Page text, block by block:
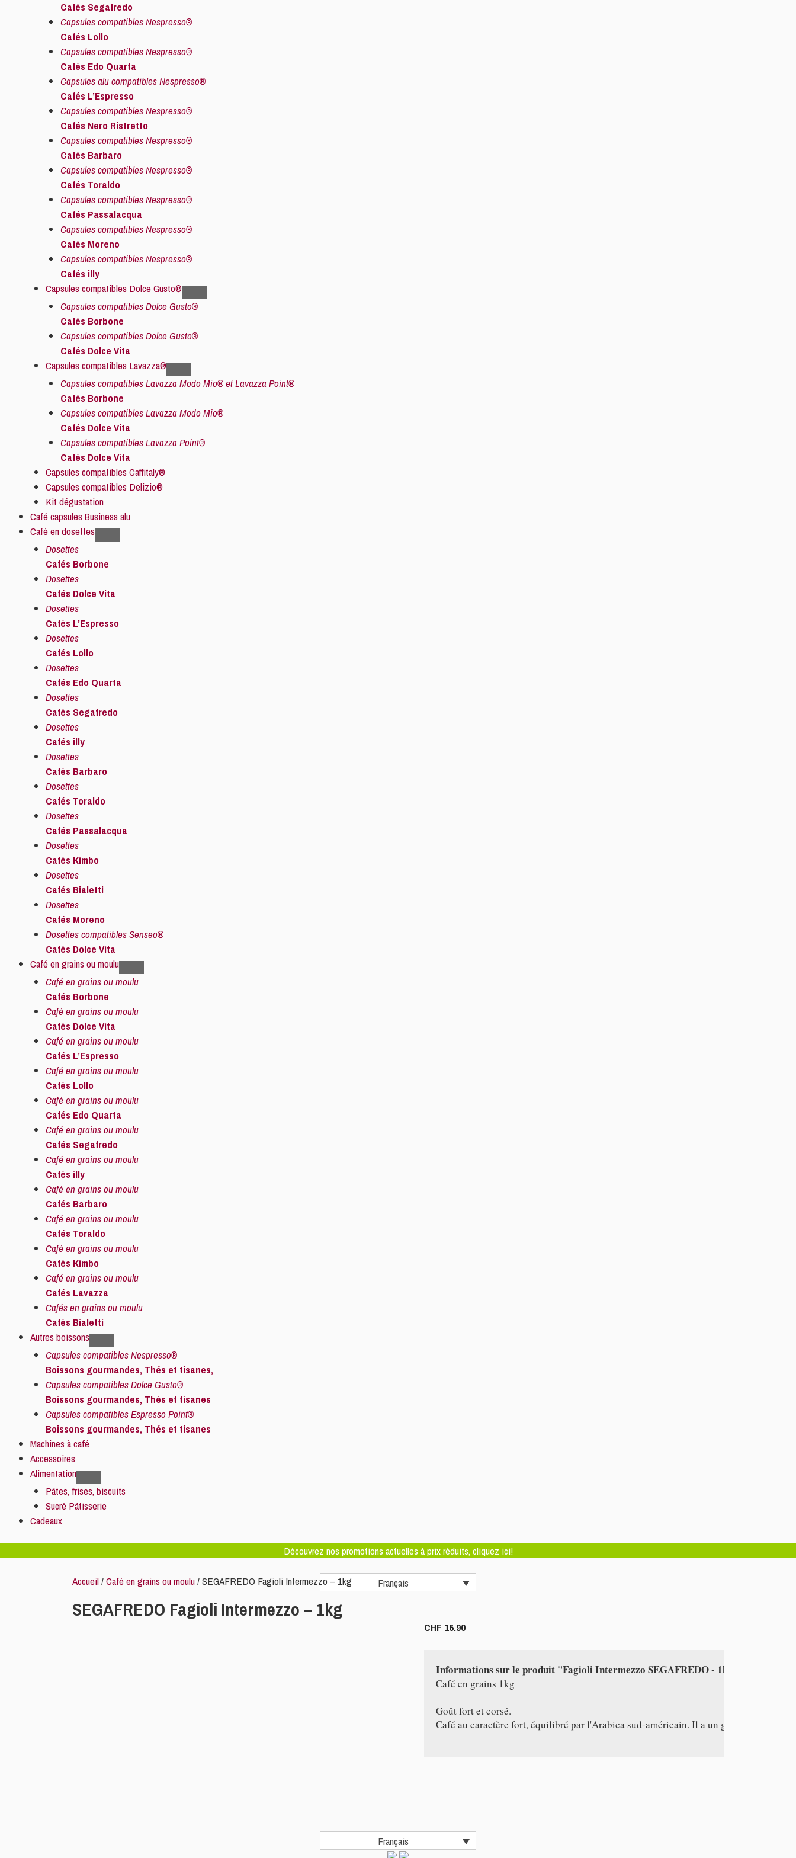
Cafés Segafredo
Capsules compatibles Nespresso®
Cafés Lollo
Capsules compatibles Nespresso®
Cafés Edo Quarta
Capsules alu compatibles Nespresso®
Cafés L’Espresso
Capsules compatibles Nespresso®
Cafés Nero Ristretto
Capsules compatibles Nespresso®
Cafés Barbaro
Capsules compatibles Nespresso®
Cafés Toraldo
Capsules compatibles Nespresso®
Cafés Passalacqua
Capsules compatibles Nespresso®
Cafés Moreno
Capsules compatibles Nespresso®
Cafés illy
Capsules compatibles Dolce Gusto®
Capsules compatibles Dolce Gusto®
Cafés Borbone
Capsules compatibles Dolce Gusto®
Cafés Dolce Vita
Capsules compatibles Lavazza®
Capsules compatibles Lavazza Modo Mio® et Lavazza Point®
Cafés Borbone
Capsules compatibles Lavazza Modo Mio®
Cafés Dolce Vita
Capsules compatibles Lavazza Point®
Cafés Dolce Vita
Capsules compatibles Caffitaly®
Capsules compatibles Delizio®
Kit dégustation
Café capsules Business alu
Café en dosettes
Dosettes
Cafés Borbone
Dosettes
Cafés Dolce Vita
Dosettes
Cafés L’Espresso
Dosettes
Cafés Lollo
Dosettes
Cafés Edo Quarta
Dosettes
Cafés Segafredo
Dosettes
Cafés illy
Dosettes
Cafés Barbaro
Dosettes
Cafés Toraldo
Dosettes
Cafés Passalacqua
Dosettes
Cafés Kimbo
Dosettes
Cafés Bialetti
Dosettes
Cafés Moreno
Dosettes compatibles Senseo®
Cafés Dolce Vita
Café en grains ou moulu
Café en grains ou moulu
Cafés Borbone
Café en grains ou moulu
Cafés Dolce Vita
Café en grains ou moulu
Cafés L’Espresso
Café en grains ou moulu
Cafés Lollo
Café en grains ou moulu
Cafés Edo Quarta
Café en grains ou moulu
Cafés Segafredo
Café en grains ou moulu
Cafés illy
Café en grains ou moulu
Cafés Barbaro
Café en grains ou moulu
Cafés Toraldo
Café en grains ou moulu
Cafés Kimbo
Café en grains ou moulu
Cafés Lavazza
Cafés en grains ou moulu
Cafés Bialetti
Autres boissons
Capsules compatibles Nespresso®
Boissons gourmandes, Thés et tisanes,
Capsules compatibles Dolce Gusto®
Boissons gourmandes, Thés et tisanes
Capsules compatibles Espresso Point®
Boissons gourmandes, Thés et tisanes
Machines à café
Accessoires
Alimentation
Pâtes, frises, biscuits
Sucré Pâtisserie
Cadeaux
Découvrez nos promotions actuelles à prix réduits, cliquez ici!
Français
Accueil/Café en grains ou moulu/ SEGAFREDO Fagioli Intermezzo – 1kg
SEGAFREDO Fagioli Intermezzo – 1kg
CHF 16.90
Café en grains 1kg
Goût fort et corsé.
Café au caractère fort, équilibré par l'Arabica sud-américain. Il a un goût et un arôme
Français